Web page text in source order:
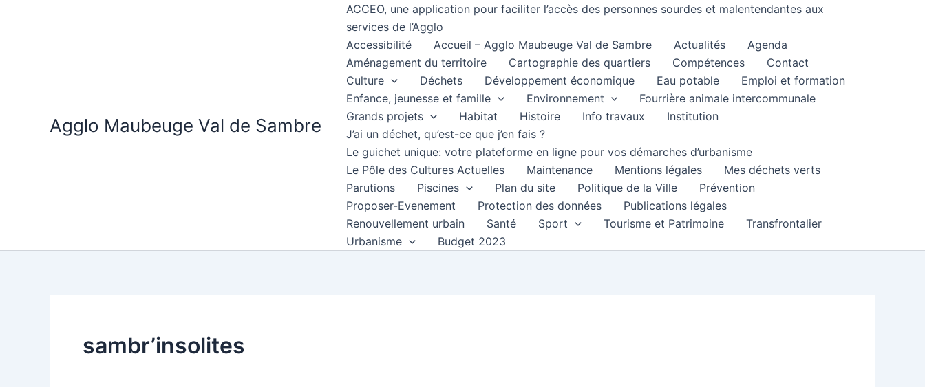
Agglo Maubeuge Val de Sambre
ACCEO, une application pour faciliter l’accès des personnes sourdes et malentendantes aux
services de l’Agglo
Accessibilité
Accueil – Agglo Maubeuge Val de Sambre Actualités
Agenda
Aménagement du territoire
Cartographie des quartiers Compétences
Contact
Culture
Déchets Développement économique Eau potable
Emploi et formation
Enfance, jeunesse et famille
Environnement
Fourrière animale intercommunale
Grands projets
Habitat Histoire Info travaux
Institution
J’ai un déchet, qu’est-ce que j’en fais ?
Le guichet unique: votre plateforme en ligne pour vos démarches d’urbanisme
Le Pôle des Cultures Actuelles
Maintenance Mentions légales
Mes déchets verts
Parutions
Piscines Plan du site Politique de la Ville
Prévention
Proposer-Evenement
Protection des données
Publications légales
Renouvellement urbain
Santé Sport Tourisme et Patrimoine
Transfrontalier
Urbanisme
Budget 2023
sambr’insolites